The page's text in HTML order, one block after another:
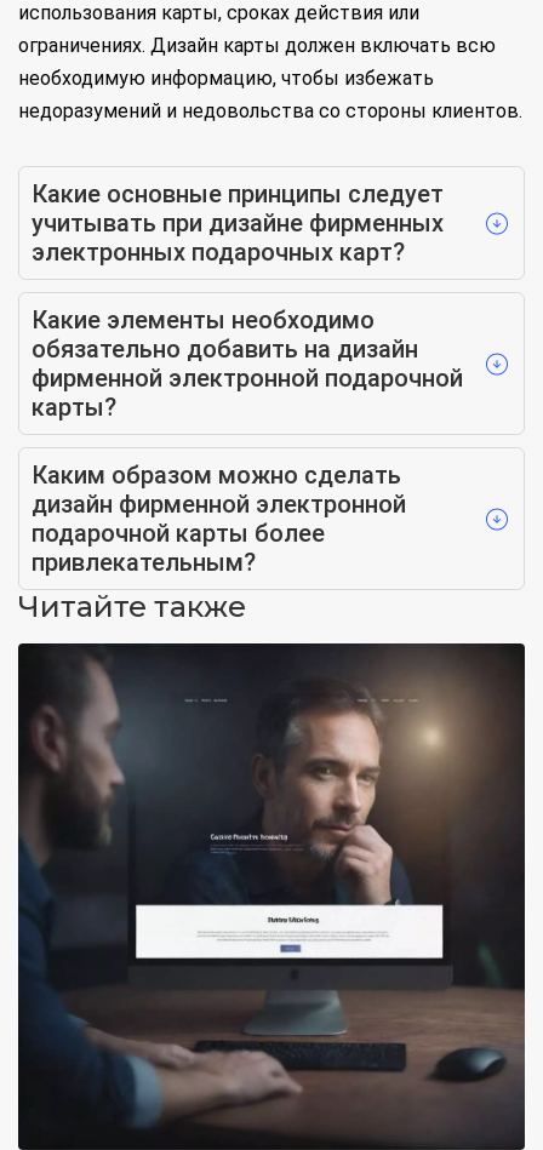
использования карты, сроках действия или
ограничениях. Дизайн карты должен включать всю
необходимую информацию, чтобы избежать
недоразумений и недовольства со стороны клиентов.
Какие основные принципы следует
учитывать при дизайне фирменных
электронных подарочных карт?
Какие элементы необходимо
обязательно добавить на дизайн
фирменной электронной подарочной
карты?
Каким образом можно сделать
дизайн фирменной электронной
подарочной карты более
привлекательным?
Читайте также